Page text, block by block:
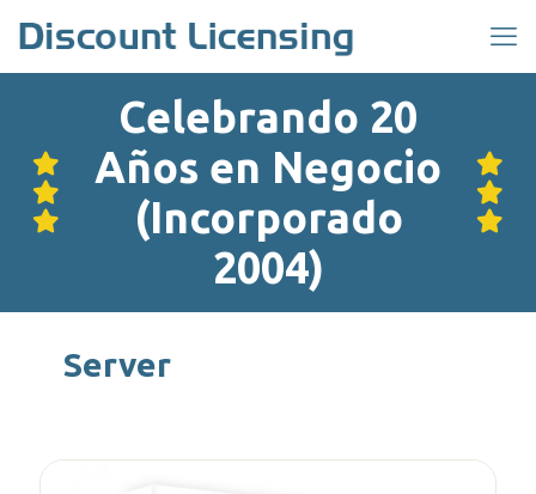
Celebrando 20
Años en Negocio
(Incorporado
2004)
Server